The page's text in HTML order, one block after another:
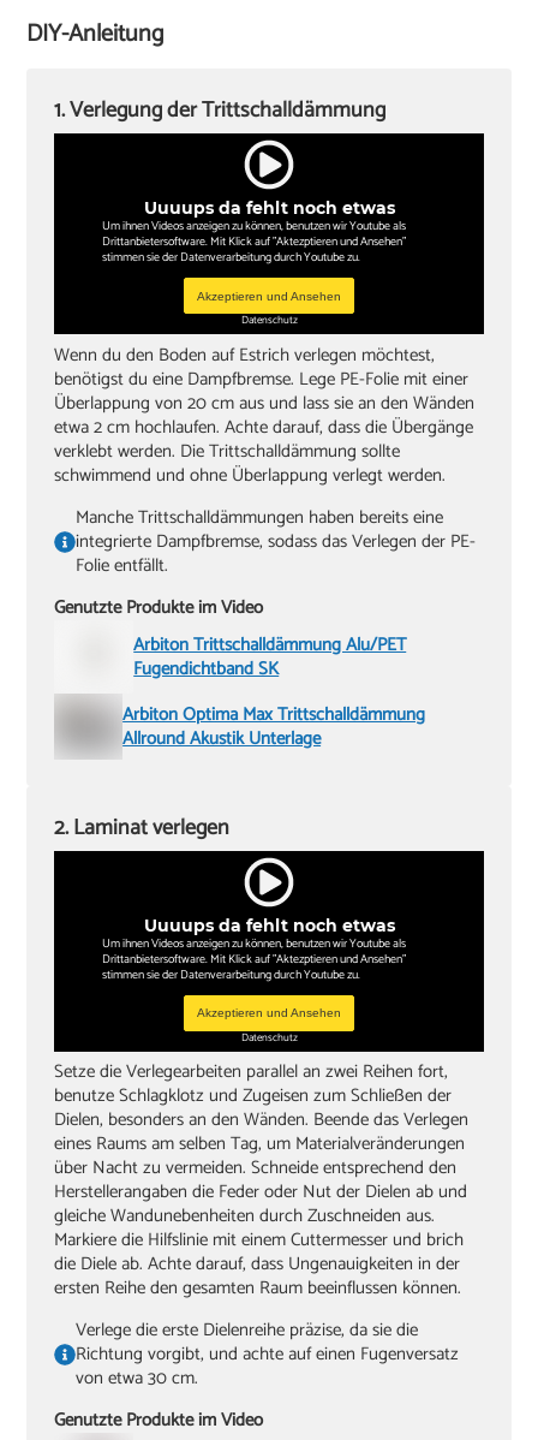
Cuttermesser
Zollstock
DIY-Anleitung
Uuuups da fehlt noch etwas
Um ihnen Videos anzeigen zu können, benutzen wir Youtube als
Drittanbietersoftware. Mit Klick auf "Aktezptieren und Ansehen"
stimmen sie der Datenverarbeitung durch Youtube zu.
Akzeptieren und Ansehen
Datenschutz
1. Verlegung der Trittschalldämmung
Wenn du den Boden auf Estrich verlegen möchtest,
benötigst du eine Dampfbremse. Lege PE-Folie mit einer
Überlappung von 20 cm aus und lass sie an den Wänden
etwa 2 cm hochlaufen. Achte darauf, dass die Übergänge
verklebt werden. Die Trittschalldämmung sollte
schwimmend und ohne Überlappung verlegt werden.
Manche Trittschalldämmungen haben bereits eine
integrierte Dampfbremse, sodass das Verlegen der PE-
Folie entfällt.
Genutzte Produkte im Video
Arbiton Trittschalldämmung Alu/PET
Fugendichtband SK
Arbiton Optima Max Trittschalldämmung
Allround Akustik Unterlage
Uuuups da fehlt noch etwas
Um ihnen Videos anzeigen zu können, benutzen wir Youtube als
Drittanbietersoftware. Mit Klick auf "Aktezptieren und Ansehen"
stimmen sie der Datenverarbeitung durch Youtube zu.
Akzeptieren und Ansehen
Datenschutz
2. Laminat verlegen
Setze die Verlegearbeiten parallel an zwei Reihen fort,
benutze Schlagklotz und Zugeisen zum Schließen der
Dielen, besonders an den Wänden. Beende das Verlegen
eines Raums am selben Tag, um Materialveränderungen
über Nacht zu vermeiden. Schneide entsprechend den
Herstellerangaben die Feder oder Nut der Dielen ab und
gleiche Wandunebenheiten durch Zuschneiden aus.
Markiere die Hilfslinie mit einem Cuttermesser und brich
die Diele ab. Achte darauf, dass Ungenauigkeiten in der
ersten Reihe den gesamten Raum beeinflussen können.
Verlege die erste Dielenreihe präzise, da sie die
Richtung vorgibt, und achte auf einen Fugenversatz
von etwa 30 cm.
Genutzte Produkte im Video